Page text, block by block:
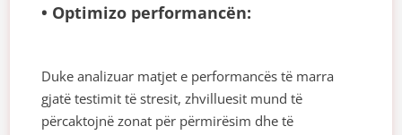
• Optimizo performancën:
Duke analizuar matjet e performancës të marra
gjatë testimit të stresit, zhvilluesit mund të
përcaktojnë zonat për përmirësim dhe të